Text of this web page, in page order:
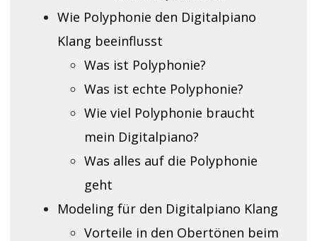
Wie Polyphonie den Digitalpiano
Klang beeinflusst
Was ist Polyphonie?
Was ist echte Polyphonie?
Wie viel Polyphonie braucht
mein Digitalpiano?
Was alles auf die Polyphonie
geht
Modeling für den Digitalpiano Klang
Vorteile in den Obertönen beim